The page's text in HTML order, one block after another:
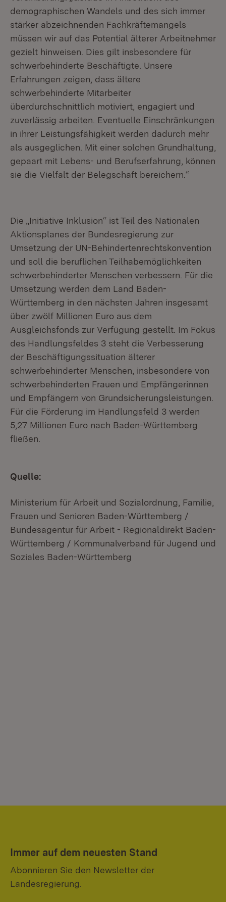
demographischen Wandels und des sich immer
stärker abzeichnenden Fachkräftemangels
müssen wir auf das Potential älterer Arbeitnehmer
gezielt hinweisen. Dies gilt insbesondere für
schwerbehinderte Beschäftigte. Unsere
Erfahrungen zeigen, dass ältere
schwerbehinderte Mitarbeiter
überdurchschnittlich motiviert, engagiert und
zuverlässig arbeiten. Eventuelle Einschränkungen
in ihrer Leistungsfähigkeit werden dadurch mehr
als ausgeglichen. Mit einer solchen Grundhaltung,
gepaart mit Lebens- und Berufserfahrung, können
sie die Vielfalt der Belegschaft bereichern.“
Die „Initiative Inklusion“ ist Teil des Nationalen
Aktionsplanes der Bundesregierung zur
Umsetzung der UN-Behindertenrechtskonvention
und soll die beruflichen Teilhabemöglichkeiten
schwerbehinderter Menschen verbessern. Für die
Umsetzung werden dem Land Baden-
Württemberg in den nächsten Jahren insgesamt
über zwölf Millionen Euro aus dem
Ausgleichsfonds zur Verfügung gestellt. Im Fokus
des Handlungsfeldes 3 steht die Verbesserung
der Beschäftigungssituation älterer
schwerbehinderter Menschen, insbesondere von
schwerbehinderten Frauen und Empfängerinnen
und Empfängern von Grundsicherungsleistungen.
Für die Förderung im Handlungsfeld 3 werden
5,27 Millionen Euro nach Baden-Württemberg
fließen.
Quelle:
Ministerium für Arbeit und Sozialordnung, Familie,
Frauen und Senioren Baden-Württemberg /
Bundesagentur für Arbeit - Regionaldirekt Baden-
Württemberg / Kommunalverband für Jugend und
Soziales Baden-Württemberg
Immer auf dem neuesten Stand
Abonnieren Sie den Newsletter der
Landesregierung.